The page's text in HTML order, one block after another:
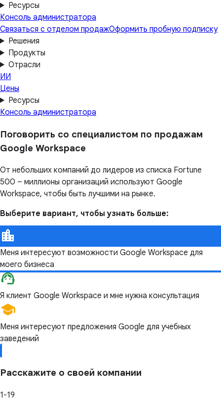
Ресурсы
Консоль администратора
Связаться с отделом продажОформить пробную подписку
Решения
Продукты
Отрасли
ИИ
Цены
Ресурсы
Консоль администратора
Поговорить со специалистом по продажам
Google Workspace
От небольших компаний до лидеров из списка Fortune
500 – миллионы организаций используют Google
Workspace, чтобы быть лучшими на рынке.
Выберите вариант, чтобы узнать больше:
Меня интересуют возможности Google Workspace для
моего бизнеса
Я клиент Google Workspace и мне нужна консультация
Меня интересуют предложения Google для учебных
заведений
Расскажите о своей компании
1-19